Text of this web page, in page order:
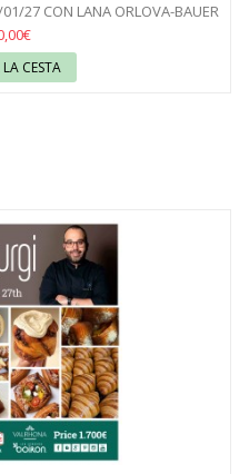
27 CON LANA ORLOVA-BAUER
CESTA